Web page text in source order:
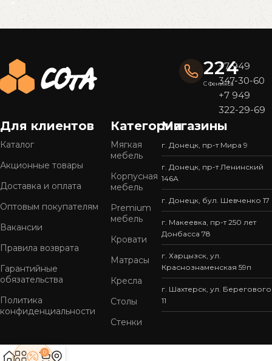
Read More
224
С Феникса
+7 949
347-30-60
+7 949
322-29-69
Для клиентов
Каталог
Акционные товары
Доставка и оплата
Оптовым покупателям
Вакансии
Правила возврата
Гарантийные
обязательства
Политика
конфиденциальности
Категории
Мягкая
мебель
Корпусная
мебель
Premium
мебель
Кровати
Матрасы
Кресла
Столы
Стенки
Магазины
г. Донецк, пр-т Мира 9
г. Донецк, пр-т Ленинский
146А
г. Донецк, бул. Шевченко 17
г. Макеевка, пр-т 250 лет
Донбасса 78
г. Харцызск, ул.
Краснознаменская 59п
г. Шахтерск, ул. Берегового
11
0